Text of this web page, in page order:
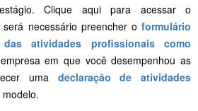
Clique aqui para acessar o
será necessário preencher o formulário
das atividades profissionais como
em que você desempenhou as
uma declaração de atividades